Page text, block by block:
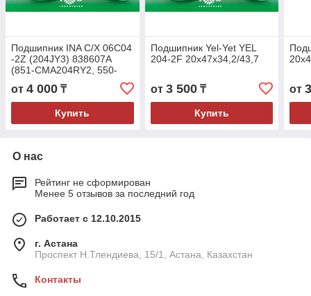
Подшипник INA C/X 06C04
-2Z (204JY3) 838607A
(851-CMA204RY2, 550-
302, 820-003C, 822-011C,
AA21480, GA2014,
от 4 000 ₸
Купить
Подшипник Yel-Yet YEL
204-2F 20x47x34,2/43,7
от 3 500₸
Купить
от
О нас
Рейтинг не сформирован
Менее 5 отзывов за последний год
Работает с 12.10.2015
г. Астана
Проспект Н.Тлендиева, 15/1, Астана, Казахстан
Контакты